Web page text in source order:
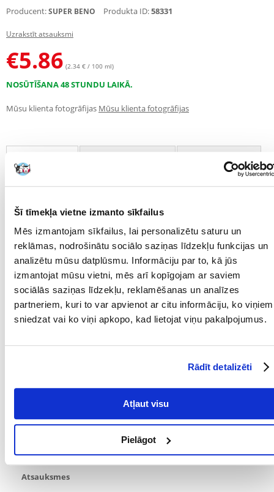
Šī tīmekļa vietne izmanto sīkfailus
Mēs izmantojam sīkfailus, lai personalizētu saturu un
reklāmas, nodrošinātu sociālo saziņas līdzekļu funkcijas un
analizētu mūsu datplūsmu. Informāciju par to, kā jūs
izmantojat mūsu vietni, mēs arī kopīgojam ar saviem
sociālās saziņas līdzekļu, reklamēšanas un analīzes
partneriem, kuri to var apvienot ar citu informāciju, ko viņiem
sniedzat vai ko viņi apkopo, kad lietojat viņu pakalpojumus.
Rādīt detalizēti
Atļaut visu
Pielāgot
Producent:SUPER BENO Produkta ID:58331
Uzrakstīt atsauksmi
€5.86 (2.34 € / 100 ml)
NOSŪTĪŠANA 48 STUNDU LAIKĀ.
Mūsu klienta fotogrāfijas Mūsu klienta fotogrāfijas
Proteīnu kondicionieris bojātiem matiem.
Profesionāls proteīnu kondicionieris, kas īpaši izstrādāts bojātiem
matiem. B3 vitamīna pievienošana stimulē ādas lipīdu komponentu
un kolagēna veidošanos, kas veicina dzīvnieka apmatojuma
atjaunošanos. Fruktoze un urīnviela mitrina ādu un matus, novēršot
to raupjumu. Tā sastāvā ir zīda proteīna hidrolizāts, kas novērš matu
statisko elektrību.
Šampūna pH ir neitrāls dzīvniekiem.
Parametri
TILPUMS (ML): 250
Tikai reģistrēti FERA24.LV klienti, kuri ir iegādājušies produktu,
var dot tai vērtējumu. Ar zvaigznītēm norādītais vērtējums ir
vidējais no visiem vērtējumiem. Pēc atsauksmju apstrādes mēs
Atsauksmes